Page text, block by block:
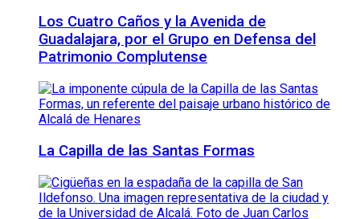
Los Cuatro Caños y la Avenida de
Guadalajara, por el Grupo en Defensa del
Patrimonio Complutense
La Capilla de las Santas Formas